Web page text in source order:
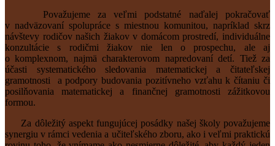
Považujeme za veľmi podstatné naďalej pokračovať
v nadväzovaní spolupráce s miestnou komunitou, napríklad skrz
návštevy rodičov našich žiakov v domácom prostredí, individuálne
konzultácie s rodičmi žiakov nie len o prospechu, ale aj
o komplexnom, najmä charakterovom napredovaní detí. Tiež za
účasti systematického sledovania matematickej a čitateľskej
gramotnosti a podpory budovania pozitívneho vzťahu k čítaniu či
posilňovania matematickej a finančnej gramotnosti zážitkovou
formou.
Za dôležitý aspekt fungujúcej posádky našej školy považujeme
synergiu v rámci vedenia a učiteľského zboru, ako i veľmi praktickú